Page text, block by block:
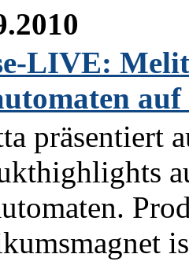
LIVE:
auf
präsentiert